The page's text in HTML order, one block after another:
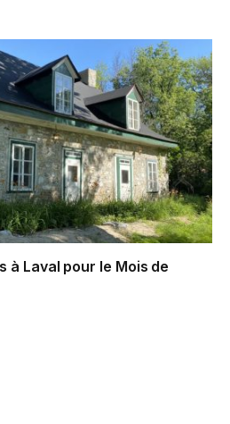
à Laval pour le Mois de